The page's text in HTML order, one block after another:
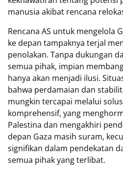
manusia akibat rencana
Rencana AS untuk mengelola
ke depan tampaknya terjal
penolakan. Tanpa dukungan
semua pihak, impian
hanya akan menjadi ilusi.
bahwa perdamaian dan
mungkin tercapai melalui
komprehensif, yang
Palestina dan mengakhiri
depan Gaza masih suram,
signifikan dalam pendekatan
semua pihak yang terlibat.